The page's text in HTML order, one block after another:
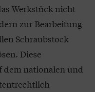
Werkstück nicht
zur Bearbeitung
Schraubstock
Diese
dem nationalen und